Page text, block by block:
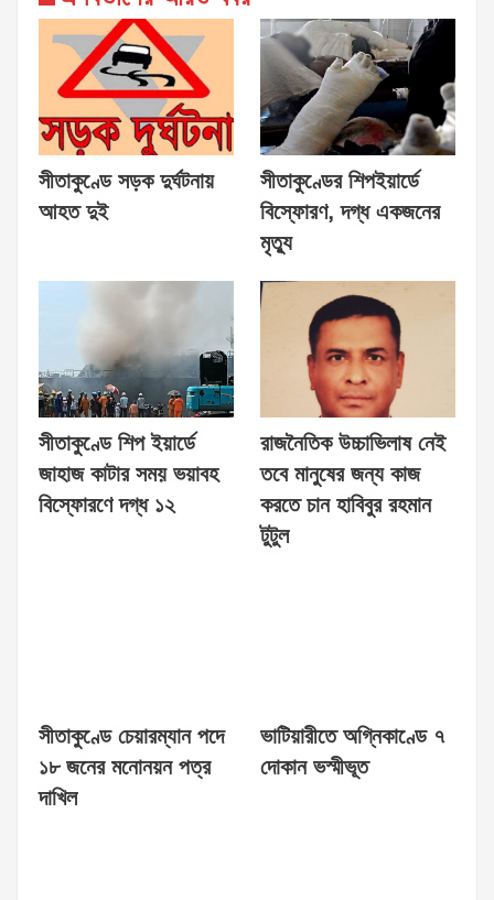
সীতাকুণ্ডে সড়ক দুর্ঘটনায়
আহত দুই
সীতাকুণ্ডের শিপইয়ার্ডে
বিস্ফোরণ, দগ্ধ একজনের
মৃত্যু
সীতাকুণ্ডে শিপ ইয়ার্ডে
জাহাজ কাটার সময় ভয়াবহ
বিস্ফোরণে দগ্ধ ১২
রাজনৈতিক উচ্চাভিলাষ নেই
তবে মানুষের জন্য কাজ
করতে চান হাবিবুর রহমান
টুটুল
সীতাকুণ্ডে চেয়ারম্যান পদে
১৮ জনের মনোনয়ন পত্র
দাখিল
ভাটিয়ারীতে অগ্নিকাণ্ডে ৭
দোকান ভস্মীভূত